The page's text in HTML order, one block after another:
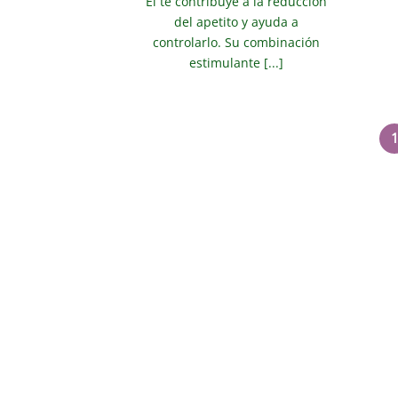
del apetito y ayuda a
controlarlo. Su combinación
estimulante [...]
1